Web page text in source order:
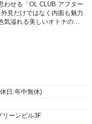
わせる「OL CLUB アフター
見だけではなく内面も魅力
気溢れる美しいオトナの…
日:年中無休)
リーンビル3F